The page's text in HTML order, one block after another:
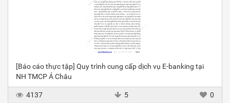
[Báo cáo thực tập] Quy trình cung cấp dịch vụ E-banking tại
NH TMCP Á Châu
4137 5 0